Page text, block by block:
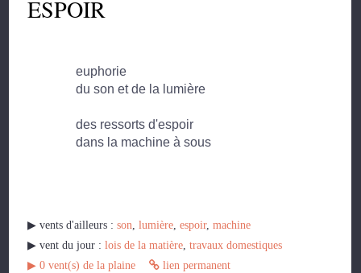
ESPOIR
euphorie
du son et de la lumière
des ressorts d'espoir
dans la machine à sous
▶︎ vents d'ailleurs :son,lumière,espoir,machine
▶︎ vent du jour :lois de la matière,travaux domestiques
▶︎ 0 vent(s) de la plaine lien permanent